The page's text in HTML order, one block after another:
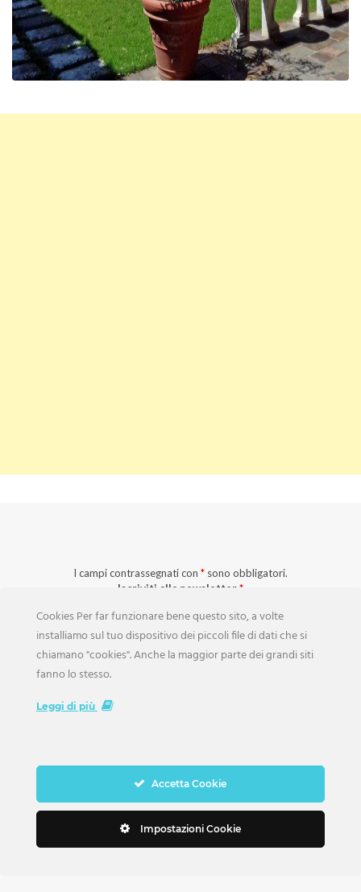
I campi contrassegnati con * sono obbligatori.
Iscriviti alla newsletter*
Acconsento all’archiviazione dei miei dati secondo l’
INFORMAZIONI:
Cookies Per far funzionare bene questo sito, a volte
installiamo sul tuo dispositivo dei piccoli file di dati che si
chiamano "cookies". Anche la maggior parte dei grandi siti
fanno lo stesso.
Leggi di più
Accetta Cookie
Impostazioni Cookie